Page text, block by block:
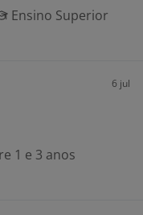
Ensino Superior
6 jul
1 e 3 anos